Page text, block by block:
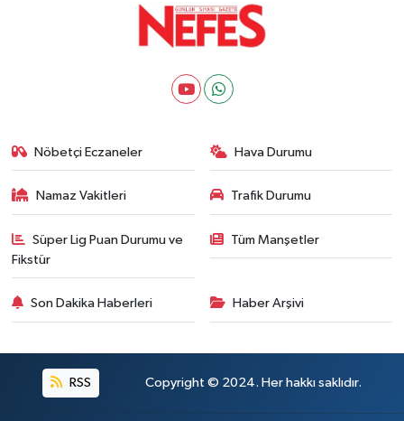
Nöbetçi Eczaneler Hava Durumu
Namaz Vakitleri Trafik Durumu
Süper Lig Puan Durumu ve
Fikstür
Tüm Manşetler
Son Dakika Haberleri Haber Arşivi
RSS Copyright © 2024. Her hakkı saklıdır.